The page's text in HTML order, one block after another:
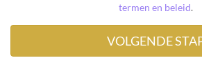
termen en beleid.